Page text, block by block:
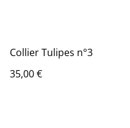
Collier Tulipes n°3
35,00 €